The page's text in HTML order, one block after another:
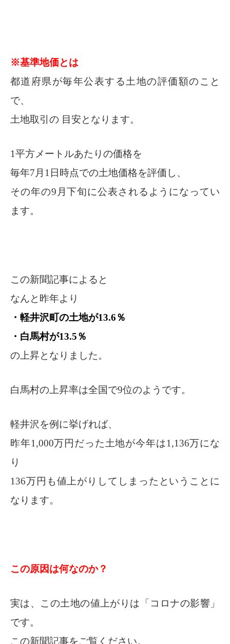
※基準地価とは
都道府県が毎年公表する土地の評価額のこと
で、
土地取引の 目安となります。
1平方メートルあたりの価格を
毎年7月1日時点での土地価格を評価し、
その年の9月下旬に公表されるようになってい
ます。
この新聞記事によると
なんと昨年より
・軽井沢町の土地が13.6％
・白馬村が13.5％
の上昇となりました。
白馬村の上昇率は全国で9位のようです。
軽井沢を例に挙げれば、
昨年1,000万円だった土地が今年は1,136万にな
り
136万円も値上がりしてしまったということに
なります。
この原因は何なのか？
実は、この土地の値上がりは「コロナの影響」
です。
この新聞記事をご覧ください。